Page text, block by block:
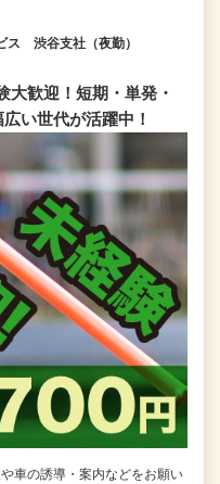
ス 渋谷支社（夜勤）
大歓迎！短期・単発・
い世代が活躍中！
車の誘導・案内などをお願い